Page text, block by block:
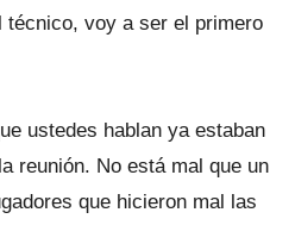
técnico, voy a ser el primero
ustedes hablan ya estaban
reunión. No está mal que un
que hicieron mal las